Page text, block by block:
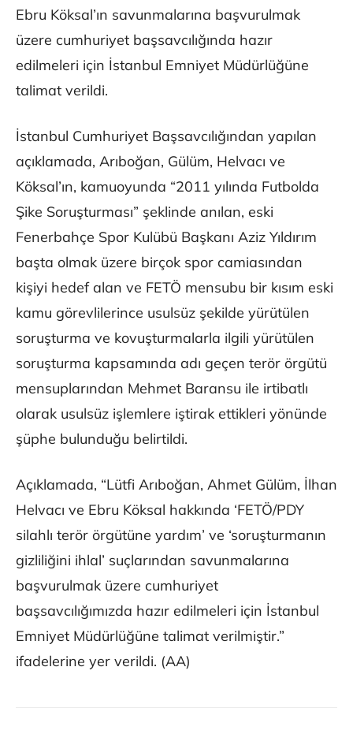
Ebru Köksal’ın savunmalarına başvurulmak
üzere cumhuriyet başsavcılığında hazır
edilmeleri için İstanbul Emniyet Müdürlüğüne
talimat verildi.
İstanbul Cumhuriyet Başsavcılığından yapılan
açıklamada, Arıboğan, Gülüm, Helvacı ve
Köksal’ın, kamuoyunda “2011 yılında Futbolda
Şike Soruşturması” şeklinde anılan, eski
Fenerbahçe Spor Kulübü Başkanı Aziz Yıldırım
başta olmak üzere birçok spor camiasından
kişiyi hedef alan ve FETÖ mensubu bir kısım eski
kamu görevlilerince usulsüz şekilde yürütülen
soruşturma ve kovuşturmalarla ilgili yürütülen
soruşturma kapsamında adı geçen terör örgütü
mensuplarından Mehmet Baransu ile irtibatlı
olarak usulsüz işlemlere iştirak ettikleri yönünde
şüphe bulunduğu belirtildi.
Açıklamada, “Lütfi Arıboğan, Ahmet Gülüm, İlhan
Helvacı ve Ebru Köksal hakkında ‘FETÖ/PDY
silahlı terör örgütüne yardım’ ve ‘soruşturmanın
gizliliğini ihlal’ suçlarından savunmalarına
başvurulmak üzere cumhuriyet
başsavcılığımızda hazır edilmeleri için İstanbul
Emniyet Müdürlüğüne talimat verilmiştir.”
ifadelerine yer verildi. (AA)